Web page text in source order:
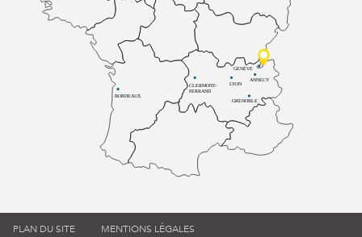
BORDEAUX
CLERMONT-
FERRAND
LYON
ANNECY
GRENOBLE
GENÈVE
PLAN DU SITE MENTIONS LÉGALES